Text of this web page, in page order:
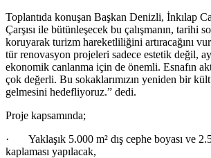
Toplantıda konuşan Başkan Denizli, İnkılap
Çarşısı ile bütünleşecek bu çalışmanın, tarihi
koruyarak turizm hareketliliğini artıracağını
tür renovasyon projeleri sadece estetik değil,
ekonomik canlanma için de önemli. Esnafın
çok değerli. Bu sokaklarımızın yeniden bir
gelmesini hedefliyoruz.” dedi.
Proje kapsamında;
· Yaklaşık 5.000 m² dış cephe boyası ve
kaplaması yapılacak,